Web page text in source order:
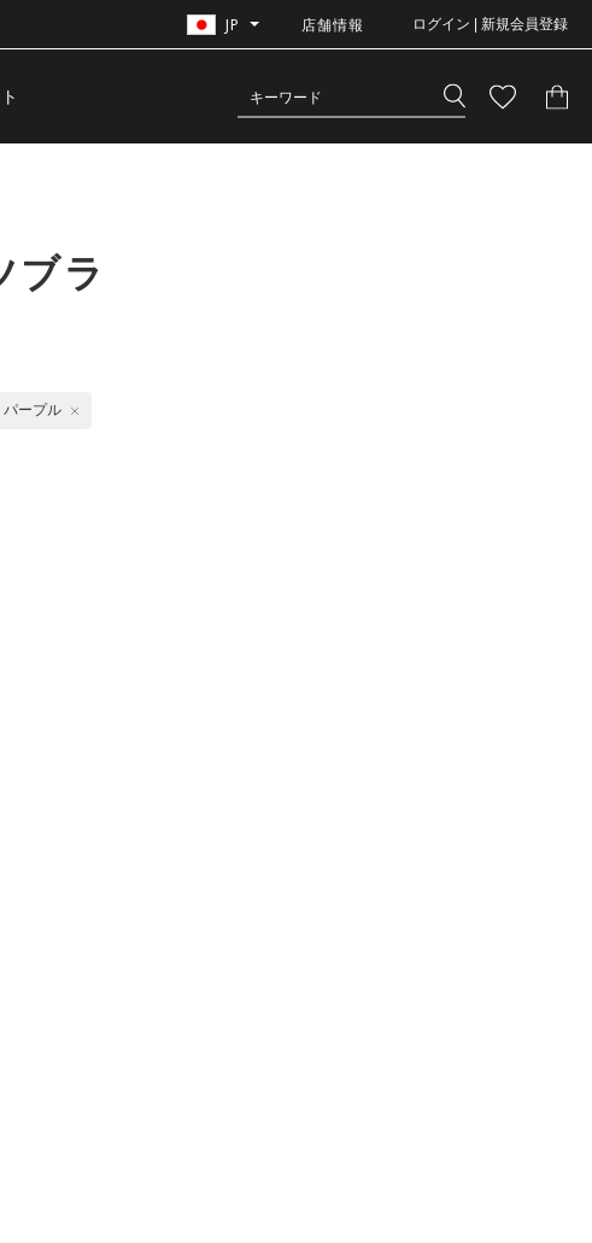
JP 店舗情報 ログイン | 新規会員登録
ブラ
パープル